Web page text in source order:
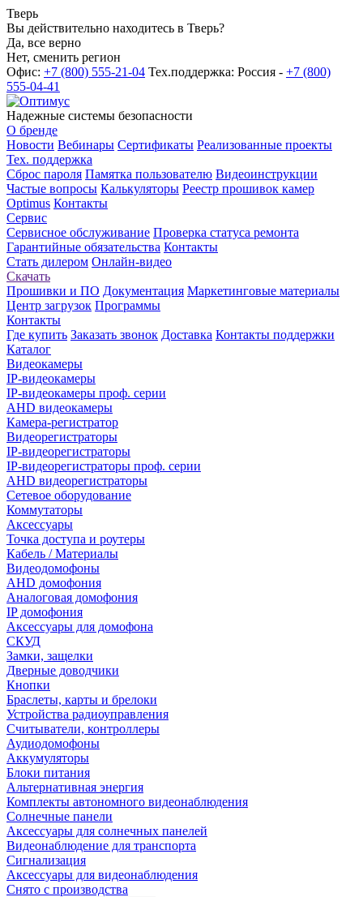
Тверь
Вы действительно находитесь в Тверь?
Да, все верно
Нет, сменить регион
Офис: +7 (800) 555-21-04 Тех.поддержка: Россия - +7 (800)
555-04-41
Надежные системы безопасности
О бренде
Новости Вебинары Сертификаты Реализованные проекты
Тех. поддержка
Сброс пароля Памятка пользователю Видеоинструкции
Частые вопросы Калькуляторы Реестр прошивок камер
Optimus Контакты
Сервис
Сервисное обслуживание Проверка статуса ремонта
Гарантийные обязательства Контакты
Стать дилером Онлайн-видео
Скачать
Прошивки и ПО Документация Маркетинговые материалы
Центр загрузок Программы
Контакты
Где купить Заказать звонок Доставка Контакты поддержки
Каталог
Видеокамеры
IP-видеокамеры
IP-видеокамеры проф. серии
AHD видеокамеры
Камера-регистратор
Видеорегистраторы
IP-видеорегистраторы
IP-видеорегистраторы проф. серии
AHD видеорегистраторы
Сетевое оборудование
Коммутаторы
Аксессуары
Точка доступа и роутеры
Кабель / Материалы
Видеодомофоны
AHD домофония
Аналоговая домофония
IP домофония
Аксессуары для домофона
СКУД
Замки, защелки
Дверные доводчики
Кнопки
Браслеты, карты и брелоки
Устройства радиоуправления
Считыватели, контроллеры
Аудиодомофоны
Аккумуляторы
Блоки питания
Альтернативная энергия
Комплекты автономного видеонаблюдения
Солнечные панели
Аксессуары для солнечных панелей
Видеонаблюдение для транспорта
Сигнализация
Аксессуары для видеонаблюдения
Снято с производства